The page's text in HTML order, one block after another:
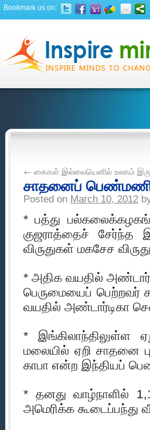
Bookmark us on:
← கைகள் இல்லையெனில் உலகம்
சாதனைப்
Posted on March 10, 2012
* பத்து
குஜராத்தைச் சேர்ந்த
விருதுகள் மகசேச
* அதிக வயதில்
பெருமையைப் பெற்றவர்
வயதில் அண்டார்டிகா
* இங்கிலாந்திலுள்ள
மலையில் ஏறி சாதனை
காபா என்ற இந்தியப்
* தனது வாழ்நாளில்
அமெரிக்க கூடைப்பந்து